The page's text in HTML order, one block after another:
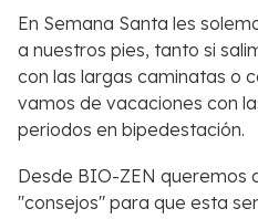
En Semana Santa les
a nuestros pies, tanto si
con las largas caminatas o
vamos de vacaciones con
periodos en bipedestación.
Desde BIO-ZEN queremos
"consejos" para que esta